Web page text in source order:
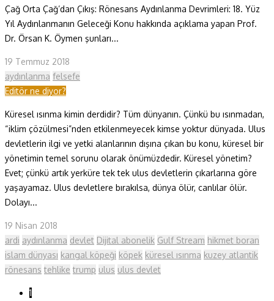
Çağ Orta Çağ’dan Çıkış: Rönesans Aydınlanma Devrimleri: 18. Yüz
Yıl Aydınlanmanın Geleceği Konu hakkında açıklama yapan Prof.
Dr. Örsan K. Öymen şunları...
19 Temmuz 2018
aydınlanma felsefe
Editör ne diyor?
Küresel ısınma kimin derdidir? Tüm dünyanın. Çünkü bu ısınmadan,
“iklim çözülmesi”nden etkilenmeyecek kimse yoktur dünyada. Ulus
devletlerin ilgi ve yetki alanlarının dışına çıkan bu konu, küresel bir
yönetimin temel sorunu olarak önümüzdedir. Küresel yönetim?
Evet; çünkü artık yerküre tek tek ulus devletlerin çıkarlarına göre
yaşayamaz. Ulus devletlere bırakılsa, dünya ölür, canlılar ölür.
Dolayı...
19 Nisan 2018
ardi aydınlanma devlet Dijital abonelik Gulf Stream hikmet boran
islam dünyası kangal köpeği köpek küresel ısınma kuzey atlantik
rönesans tehlike trump ulus ulus devlet
1